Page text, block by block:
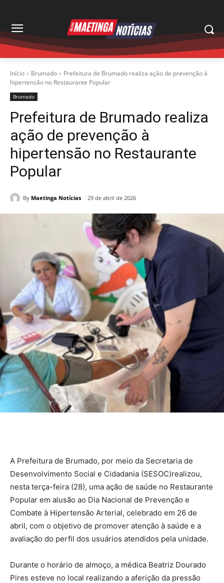
Início Brumado
Prefeitura de Brumado realiza ação de prevenção à
hipertensão no Restaurante Popular
Brumado
Prefeitura de Brumado realiza
ação de prevenção à
hipertensão no Restaurante
Popular
By Maetinga Notícias 29 de abril de 2026
A Prefeitura de Brumado, por meio da Secretaria de
Desenvolvimento Social e Cidadania (SESOC)realizou,
nesta terça-feira (28), uma ação de saúde no Restaurante
Popular em alusão ao Dia Nacional de Prevenção e
Combate à Hipertensão Arterial, celebrado em 26 de
abril, com o objetivo de promover atenção à saúde e a
avaliação do perfil dos usuários atendidos pela unidade.
Durante o horário de almoço, a médica Beatriz Dourado
Pires esteve no local realizando a aferição da pressão